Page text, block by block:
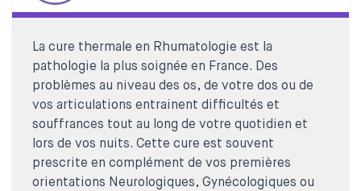
La cure thermale en Rhumatologie est la
pathologie la plus soignée en France. Des
problèmes au niveau des os, de votre dos ou de
vos articulations entrainent difficultés et
souffrances tout au long de votre quotidien et
lors de vos nuits. Cette cure est souvent
prescrite en complément de vos premières
orientations Neurologiques, Gynécologiques ou